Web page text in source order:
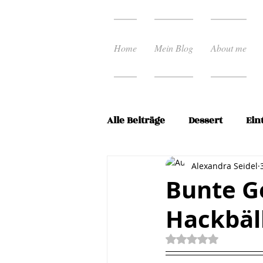
Home Mein Blog About me
Alle Beiträge Dessert
Pasta Rezepte
Schnelle Küche
Bunte
Alexandra Seidel
Mit NaN von 5